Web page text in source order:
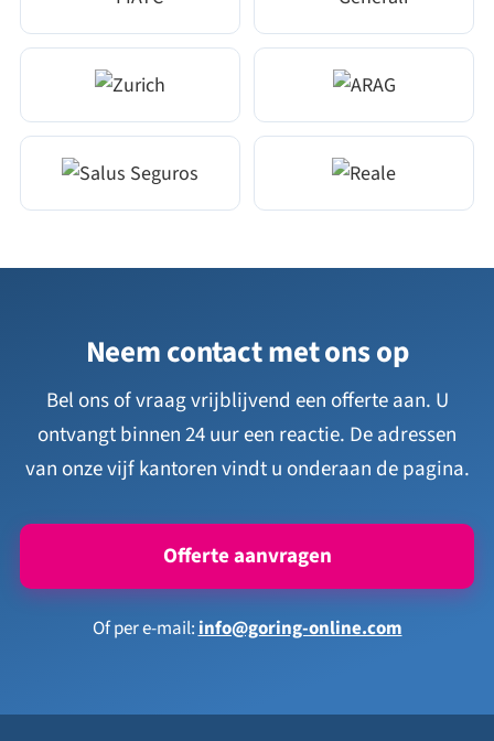
Neem contact met ons op
Bel ons of vraag vrijblijvend een offerte aan. U
ontvangt binnen 24 uur een reactie. De adressen
van onze vijf kantoren vindt u onderaan de pagina.
Offerte aanvragen
Of per e-mail:info@goring-online.com